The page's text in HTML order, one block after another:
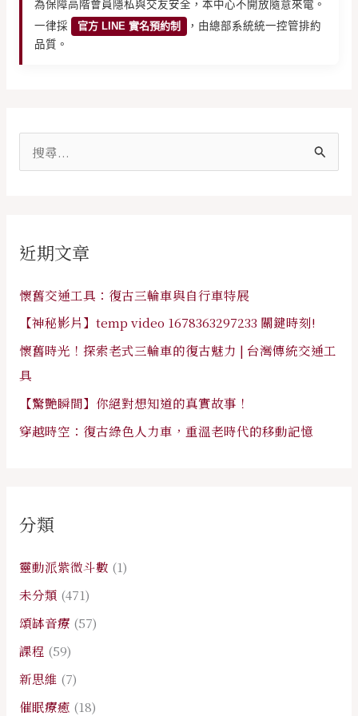
為保障高階會員隱私與交友安全，本中心不開放隨意來電。
一律採
官方 LINE 實名預約制
，由總部系統統一控管排約
品質。
字
近期文章
懷舊交通工具：復古三輪車與自行車特展
【神秘影片】temp video 1678363297233 關鍵時刻!
懷舊時光！探索老式三輪車的復古魅力 | 台灣傳統交通工
具
【驚艷瞬間】你絕對想知道的真實故事！
穿越時空：復古綠色人力車，重溫老時代的移動記憶
分類
靈動派紫微斗數 (1)
未分類 (471)
頌缽音療 (57)
課程 (59)
新思維 (7)
催眠療癒 (18)